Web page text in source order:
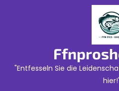
"Entfesseln Sie die